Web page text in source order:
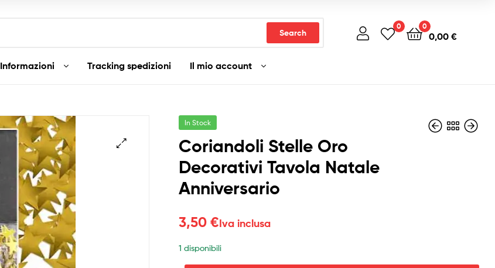
Search
0 0
0,00 €
Informazioni Tracking spedizioni Il mio account
In Stock
Coriandoli Stelle Oro
Decorativi Tavola Natale
Anniversario
3,50€Iva inclusa
1 disponibili